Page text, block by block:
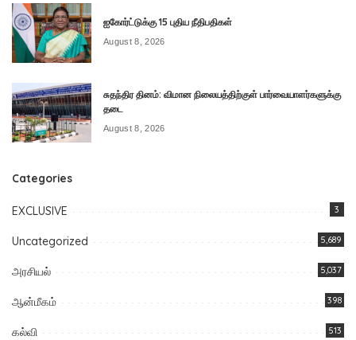
ஐகோர்ட்டுக்கு 15 புதிய நீதிபதிகள்
August 8, 2026
சுதந்திர தினம்: விமான நிலையத்திற்குள் பார்வையாளர்களுக்கு
தடை
August 8, 2026
Categories
EXCLUSIVE 3
Uncategorized 5,689
அரசியல் 5,037
ஆன்மீகம் 398
கல்வி 513